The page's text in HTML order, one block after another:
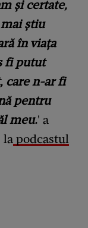
și certate,
știu
în viața
fi putut
care n-ar fi
pentru
meu.' a
la podcastul